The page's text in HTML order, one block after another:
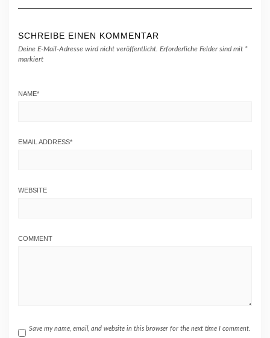
SCHREIBE EINEN KOMMENTAR
Deine E-Mail-Adresse wird nicht veröffentlicht. Erforderliche Felder sind mit *
markiert
NAME*
EMAIL ADDRESS*
WEBSITE
COMMENT
Save my name, email, and website in this browser for the next time I comment.